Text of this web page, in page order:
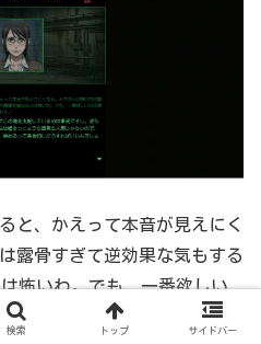
と、かえって本音が見えにく
露骨すぎて逆効果な気もする
怖いわ。でも、一番欲しい
と、私が消される）
検索 トップ サイドバー